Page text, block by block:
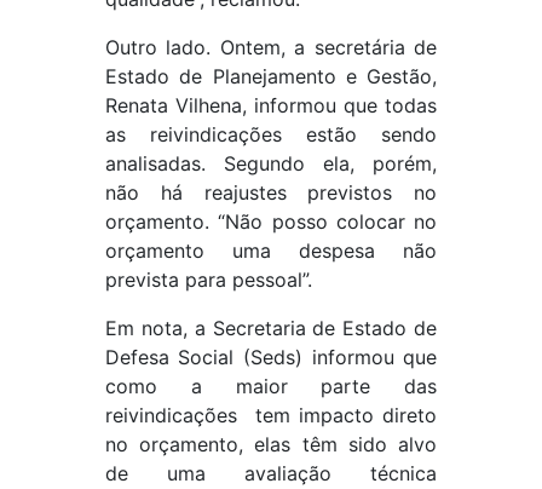
Outro lado. Ontem, a secretária de
Estado de Planejamento e Gestão,
Renata Vilhena, informou que todas
as reivindicações estão sendo
analisadas. Segundo ela, porém,
não há reajustes previstos no
orçamento. “Não posso colocar no
orçamento uma despesa não
prevista para pessoal”.
Em nota, a Secretaria de Estado de
Defesa Social (Seds) informou que
como a maior parte das
reivindicações tem impacto direto
no orçamento, elas têm sido alvo
de uma avaliação técnica